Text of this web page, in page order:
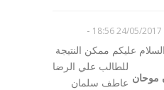
موحان
24/05/2017 18:56
-
السلام عليكم ممكن النتيجة
للطالب علي الرضا
عاطف سلمان